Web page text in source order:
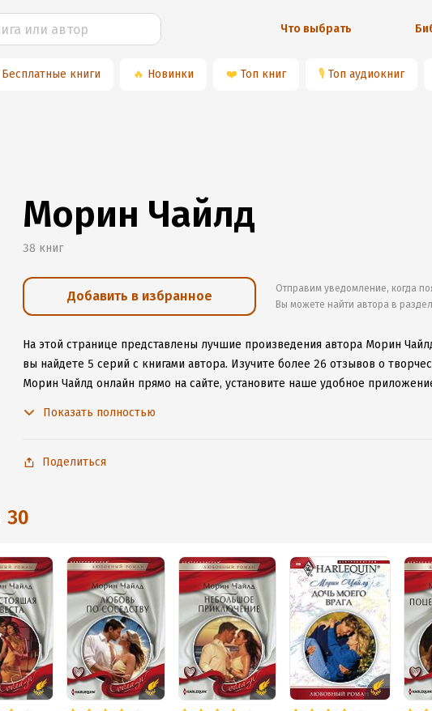
Что выбрать
Бесплатные книги 🔥 Новинки ❤️ Топ книг 🎙 Топ аудиокниг
Морин Чайлд
38 книг
Добавить в избранное
Отправим уведомление, когда
Вы можете найти автора в
На этой странице представлены лучшие произведения автора Морин
вы найдете 5 серий с книгами автора. Изучите более 26 отзывов о
Морин Чайлд онлайн прямо на сайте, установите наше удобное
Показать полностью
Поделиться
30